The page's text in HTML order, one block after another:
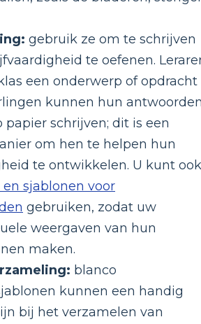
gebruik ze om te schrijven
te oefenen.
een onderwerp of opdracht
kunnen hun
papier schrijven; dit is een
om hen te helpen hun
te ontwikkelen. U kunt ook
sjablonen voor
gebruiken, zodat uw
weergaven van hun
maken.
blanco
kunnen een handig
bij het verzamelen van